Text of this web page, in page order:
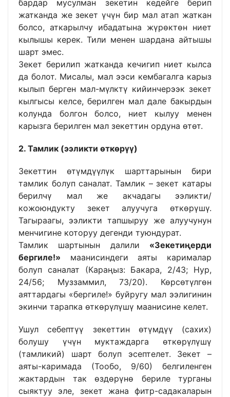
бардар мусулман зекетин кедейге берип
жатканда же зекет үчүн бир мал атап жаткан
болсо, аткарылчу ибадатына жүрөктөн ниет
кылышы керек. Тили менен шардана айтышы
шарт эмес.
Зекет берилип жатканда кечигип ниет кылса
да болот. Мисалы, мал ээси кембагалга карыз
кылып берген мал-мүлктү кийинчерээк зекет
кылгысы келсе, берилген мал дале бакырдын
колунда болгон болсо, ниет кылуу менен
карызга берилген мал зекеттин ордуна өтөт.
2. Тамлик (ээликти өткөрүү)
Зекеттин өтүмдүүлүк шарттарынын бири
тамлик болуп саналат. Тамлик – зекет катары
берилчү мал же акчадагы ээликти/
кожоюндукту зекет алуучуга өткөрүшү.
Тагыраагы, ээликти тапшыруу же алуучунун
менчигине которуу дегенди туюндурат.
Тамлик шартынын далили «Зекетиңерди
бергиле!» маанисиндеги аяты карималар
болуп саналат (Караңыз: Бакара, 2/43; Нур,
24/56; Муззаммил, 73/20). Көрсөтүлгөн
аяттардагы «бергиле!» буйругу мал ээлигинин
экинчи тарапка өткөрүлүшү маанисине келет.
Ушул себептүү зекеттин өтүмдүү (сахих)
болушу үчүн муктаждарга өткөрүлүшү
(тамликий) шарт болуп эсептелет. Зекет –
аяты-каримада (Тообо, 9/60) белгиленген
жактардын так өздөрүнө бериле турганы
сыяктуу эле, зекет жана фитр-садакаларын